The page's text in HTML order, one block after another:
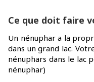
Ce que doit faire
Un nénuphar a la
dans un grand lac.
nénuphars dans le lac
nénuphar)